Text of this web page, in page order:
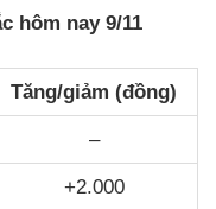
hôm nay 9/11
Tăng/giảm (đồng)
–
+2.000